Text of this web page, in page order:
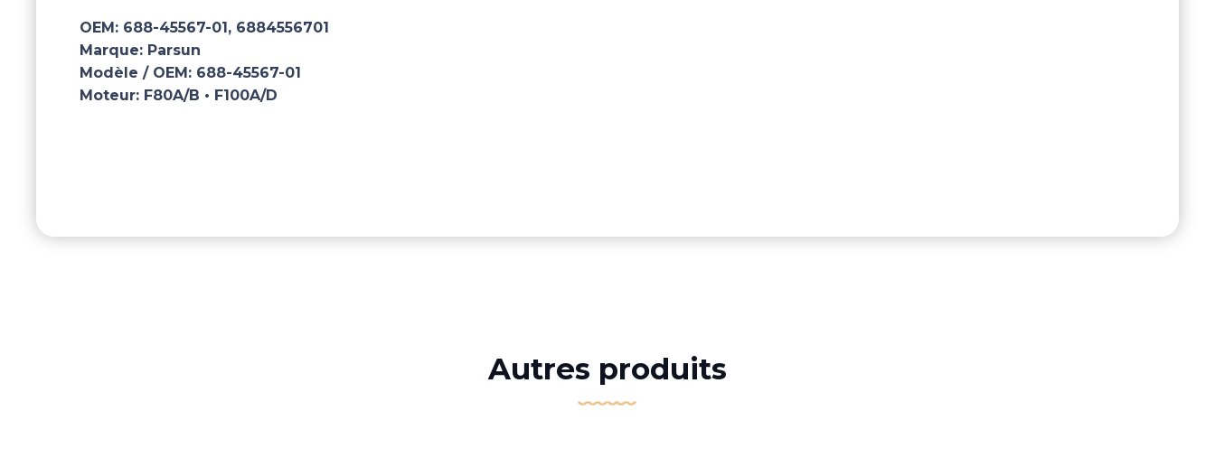
OEM: 688-45567-01, 6884556701
Marque: Parsun
Modèle / OEM: 688-45567-01
Moteur: F80A/B • F100A/D
Autres produits